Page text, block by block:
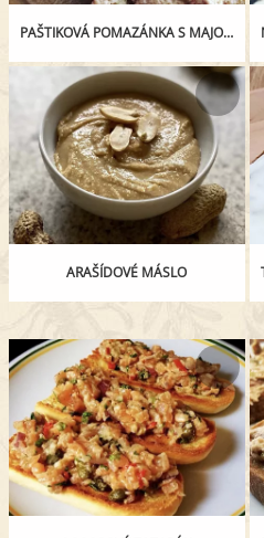
PAŠTIKOVÁ POMAZÁNKA S MAJONÉZOU
ARAŠÍDOVÉ MÁSLO